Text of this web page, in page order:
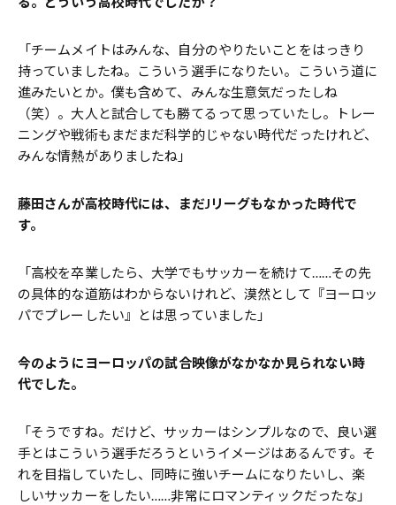
「チームメイトはみんな、自分のやりたいことをはっきり
持っていましたね。こういう選手になりたい。こういう道に
進みたいとか。僕も含めて、みんな生意気だったしね
（笑）。大人と試合しても勝てるって思っていたし。トレー
ニングや戦術もまだまだ科学的じゃない時代だったけれど、
みんな情熱がありましたね」
――藤田さんが高校時代には、まだJリーグもなかった時代で
す。
「高校を卒業したら、大学でもサッカーを続けて……その先
の具体的な道筋はわからないけれど、漠然として『ヨーロッ
パでプレーしたい』とは思っていました」
――今のようにヨーロッパの試合映像がなかなか見られない時
代でした。
「そうですね。だけど、サッカーはシンプルなので、良い選
手とはこういう選手だろうというイメージはあるんです。そ
れを目指していたし、同時に強いチームになりたいし、楽
しいサッカーをしたい……非常にロマンティックだったな」